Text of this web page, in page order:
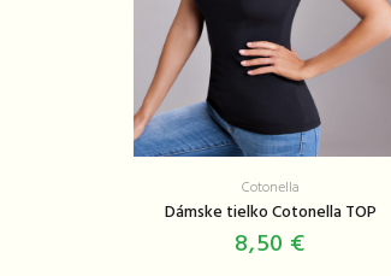
Cotonella
Dámske tielko Cotonella TOP
8,50 €